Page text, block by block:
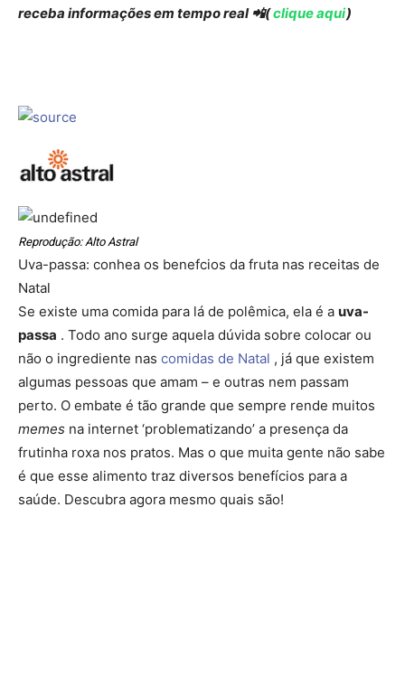
receba informações em tempo real 📲(clique aqui)
Reprodução: Alto Astral
Uva-passa: conhea os benefcios da fruta nas receitas de
Natal
Se existe uma comida para lá de polêmica, ela é a uva-
passa . Todo ano surge aquela dúvida sobre colocar ou
não o ingrediente nas comidas de Natal , já que existem
algumas pessoas que amam – e outras nem passam
perto. O embate é tão grande que sempre rende muitos
memes na internet ‘problematizando’ a presença da
frutinha roxa nos pratos. Mas o que muita gente não sabe
é que esse alimento traz diversos benefícios para a
saúde. Descubra agora mesmo quais são!